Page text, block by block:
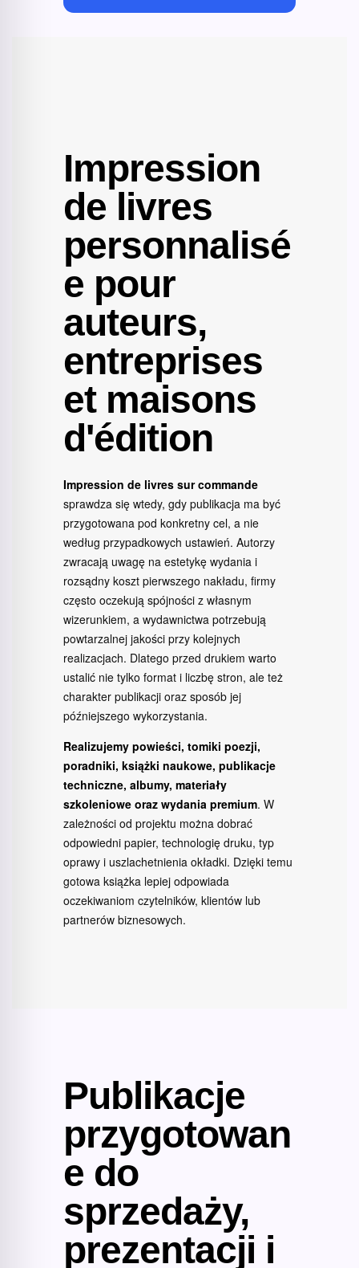
Impression
de livres
personnalisé
e pour
auteurs,
entreprises
et maisons
d'édition
Impression de livres sur commande
sprawdza się wtedy, gdy publikacja ma być
przygotowana pod konkretny cel, a nie
według przypadkowych ustawień. Autorzy
zwracają uwagę na estetykę wydania i
rozsądny koszt pierwszego nakładu, firmy
często oczekują spójności z własnym
wizerunkiem, a wydawnictwa potrzebują
powtarzalnej jakości przy kolejnych
realizacjach. Dlatego przed drukiem warto
ustalić nie tylko format i liczbę stron, ale też
charakter publikacji oraz sposób jej
późniejszego wykorzystania.
Realizujemy powieści, tomiki poezji,
poradniki, książki naukowe, publikacje
techniczne, albumy, materiały
szkoleniowe oraz wydania premium. W
zależności od projektu można dobrać
odpowiedni papier, technologię druku, typ
oprawy i uszlachetnienia okładki. Dzięki temu
gotowa książka lepiej odpowiada
oczekiwaniom czytelników, klientów lub
partnerów biznesowych.
Publikacje
przygotowan
e do
sprzedaży,
prezentacji i